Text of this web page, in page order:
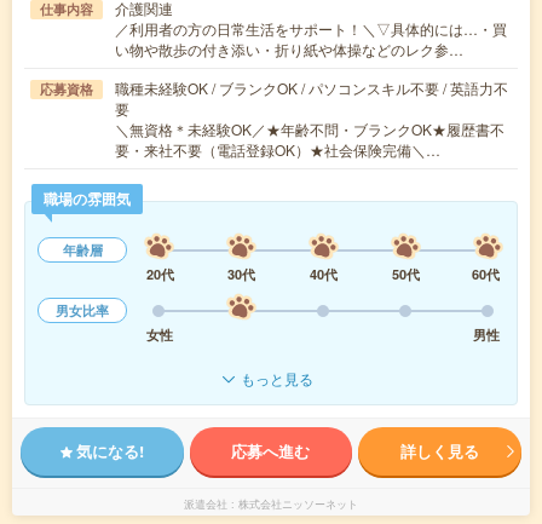
仕事内容
介護関連
／利用者の方の日常生活をサポート！＼▽具体的には…・買
い物や散歩の付き添い・折り紙や体操などのレク参…
応募資格
職種未経験OK / ブランクOK / パソコンスキル不要 / 英語力不
要
＼無資格＊未経験OK／★年齢不問・ブランクOK★履歴書不
要・来社不要（電話登録OK）★社会保険完備＼…
職場の雰囲気
年齢層
20代
30代 40代 50代
60代
男女比率
女性
男性
もっと見る
気になる! 応募へ進む 詳しく見る
派遣会社 株式会社ニッソーネット